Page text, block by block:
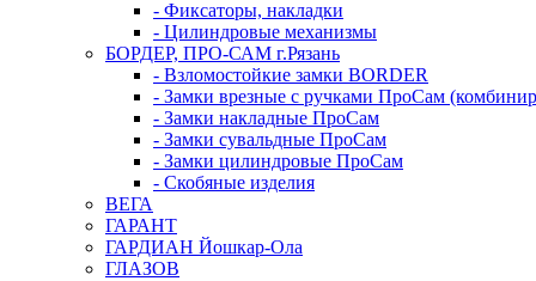
- Фиксаторы, накладки
- Цилиндровые механизмы
БОРДЕР, ПРО-САМ г.Рязань
- Взломостойкие замки BORDER
- Замки врезные с ручками ПроСам
- Замки накладные ПроСам
- Замки сувальдные ПроСам
- Замки цилиндровые ПроСам
- Скобяные изделия
ВЕГА
ГАРАНТ
ГАРДИАН Йошкар-Ола
ГЛАЗОВ